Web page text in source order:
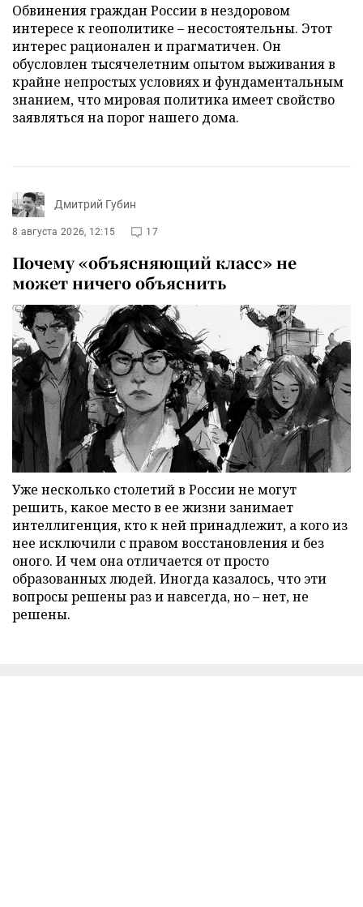
Обвинения граждан России в нездоровом
интересе к геополитике – несостоятельны. Этот
интерес рационален и прагматичен. Он
обусловлен тысячелетним опытом выживания в
крайне непростых условиях и фундаментальным
знанием, что мировая политика имеет свойство
заявляться на порог нашего дома.
Дмитрий Губин
8 августа 2026, 12:15 17
Почему «объясняющий класс» не
может ничего объяснить
Уже несколько столетий в России не могут
решить, какое место в ее жизни занимает
интеллигенция, кто к ней принадлежит, а кого из
нее исключили с правом восстановления и без
оного. И чем она отличается от просто
образованных людей. Иногда казалось, что эти
вопросы решены раз и навсегда, но – нет, не
решены.